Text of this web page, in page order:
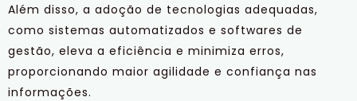
Além disso, a adoção de tecnologias adequadas,
como sistemas automatizados e softwares de
gestão, eleva a eficiência e minimiza erros,
proporcionando maior agilidade e confiança nas
informações.